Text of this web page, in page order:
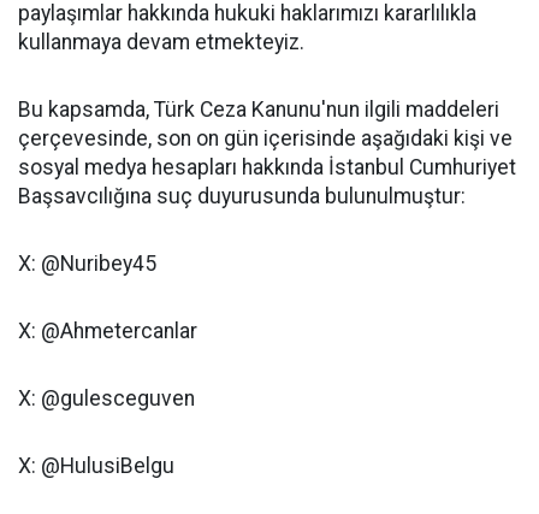
paylaşımlar hakkında hukuki haklarımızı kararlılıkla
kullanmaya devam etmekteyiz.
Bu kapsamda, Türk Ceza Kanunu'nun ilgili maddeleri
çerçevesinde, son on gün içerisinde aşağıdaki kişi ve
sosyal medya hesapları hakkında İstanbul Cumhuriyet
Başsavcılığına suç duyurusunda bulunulmuştur:
X: @Nuribey45
X: @Ahmetercanlar
X: @gulesceguven
X: @HulusiBelgu